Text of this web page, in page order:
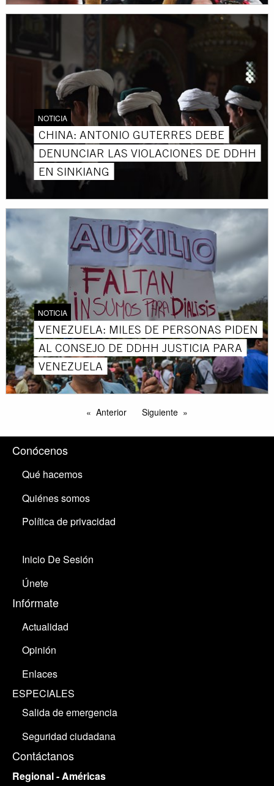
NOTICIA
CHINA: ANTONIO GUTERRES DEBE
DENUNCIAR LAS VIOLACIONES DE DDHH
EN SINKIANG
NOTICIA
VENEZUELA: MILES DE PERSONAS PIDEN
AL CONSEJO DE DDHH JUSTICIA PARA
VENEZUELA
Anterior Siguiente
Conócenos
Qué hacemos
Quiénes somos
Política de privacidad
Inicio De Sesión
Únete
Infórmate
Actualidad
Opinión
Enlaces
ESPECIALES
Salida de emergencia
Seguridad ciudadana
Contáctanos
Regional - Américas